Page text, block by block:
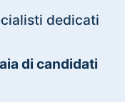
dedicati
di candidati